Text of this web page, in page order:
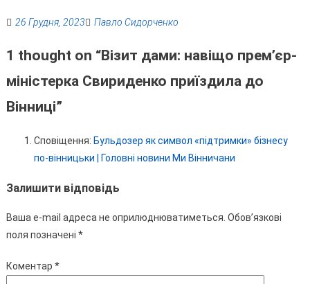
26 Грудня, 2023 Павло Сидорченко
1 thought on “Візит дами: навіщо прем’єр-
міністерка Свириденко приїздила до
Вінниці”
Сповіщення: Бульдозер як символ «підтримки» бізнесу
по-вінницьки | Головні новини Ми Вінничани
Залишити відповідь
Ваша e-mail адреса не оприлюднюватиметься. Обов’язкові
поля позначені *
Коментар *